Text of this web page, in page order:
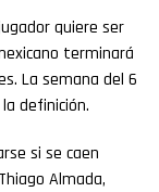
quiere ser
terminará
La semana del 6
definición.
si se caen
Almada,